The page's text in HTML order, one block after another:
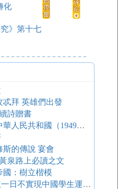
化
》第十七
忒拜 英雄們出發
詩贈書
費正清中國新史 第四卷 中華人民共和國（1949——1991） 第十九章 大躍進（一九五八——一九六〇）
斯的傳說 宴會
泉路上必讀之文
國：樹立楷模
學校要做民主的堡壘 民主一日不實現中國學生運動一日不停止